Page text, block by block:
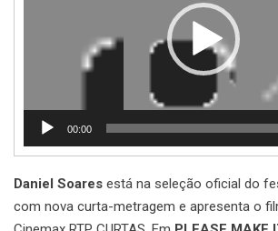
00:00
Daniel Soares está na seleção oficial do
com nova curta-metragem e apresenta o